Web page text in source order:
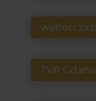
TVP